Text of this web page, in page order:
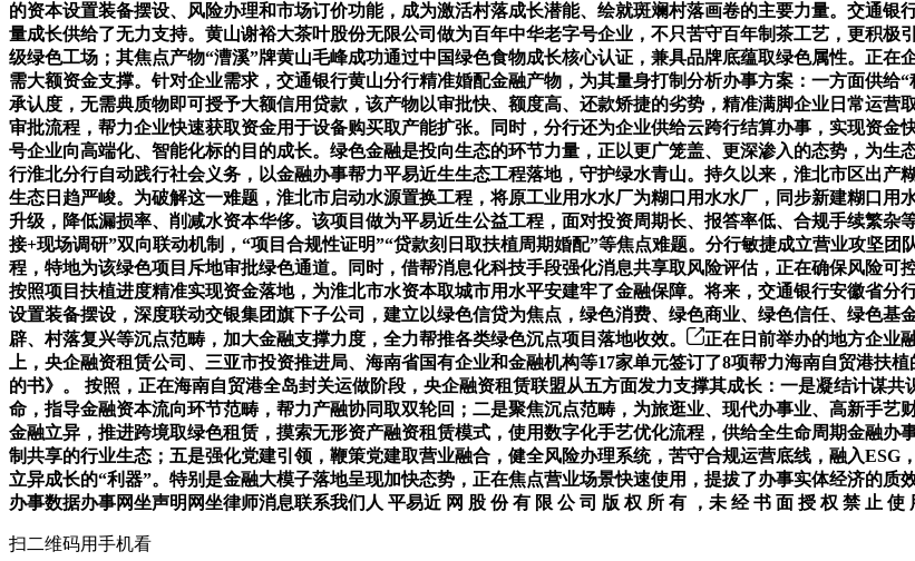
的资本设置装备摆设、风险办理和市场订价功能，成为激活村落成长潜能、绘就斑斓村落画卷的主要力量。交通
量成长供给了无力支持。黄山谢裕大茶叶股份无限公司做为百年中华老字号企业，不只苦守百年制茶工艺，更积
级绿色工场；其焦点产物“漕溪”牌黄山毛峰成功通过中国绿色食物成长核心认证，兼具品牌底蕴取绿色属性。正
需大额资金支撑。针对企业需求，交通银行黄山分行精准婚配金融产物，为其量身打制分析办事方案：一方面供
承认度，无需典质物即可授予大额信用贷款，该产物以审批快、额度高、还款矫捷的劣势，精准满脚企业日常运
审批流程，帮力企业快速获取资金用于设备购买取产能扩张。同时，分行还为企业供给云跨行结算办事，实现资
号企业向高端化、智能化标的目的成长。绿色金融是投向生态的环节力量，正以更广笼盖、更深渗入的态势，为
行淮北分行自动践行社会义务，以金融办事帮力平易近生生态工程落地，守护绿水青山。持久以来，淮北市区出
生态日趋严峻。为破解这一难题，淮北市启动水源置换工程，将原工业用水水厂为糊口用水水厂，同步新建糊口
升级，降低漏损率、削减水资本华侈。该项目做为平易近生公益工程，面对投资周期长、报答率低、合规手续繁
接+现场调研”双向联动机制，“项目合规性证明”“贷款刻日取扶植周期婚配”等焦点难题。分行敏捷成立营业攻坚
程，特地为该绿色项目斥地审批绿色通道。同时，借帮消息化科技手段强化消息共享取风险评估，正在确保风险
按照项目扶植进度精准实现资金落地，为淮北市水资本取城市用水平安建牢了金融保障。将来，交通银行安徽省
设置装备摆设，深度联动交银集团旗下子公司，建立以绿色信贷为焦点，绿色消费、绿色商业、绿色信任、绿色
辟、村落复兴等沉点范畴，加大金融支撑力度，全力帮推各类绿色沉点项目落地收效。
正在日前举办的地方企业
上，央企融资租赁公司、三亚市投资推进局、海南省国有企业和金融机构等17家单元签订了8项帮力海南自贸港扶
的书》。 按照，正在海南自贸港全岛封关运做阶段，央企融资租赁联盟从五方面发力支撑其成长：一是凝结计谋
命，指导金融资本流向环节范畴，帮力产融协同取双轮回；二是聚焦沉点范畴，为旅逛业、现代办事业、高新手
金融立异，推进跨境取绿色租赁，摸索无形资产融资租赁模式，使用数字化手艺优化流程，供给全生命周期金融
制共享的行业生态；五是强化党建引领，鞭策党建取营业融合，健全风险办理系统，苦守合规运营底线，融入
立异成长的“利器”。特别是金融大模子落地呈现加快态势，正在焦点营业场景快速使用，提拔了办事实体经济的
办事数据办事网坐声明网坐律师消息联系我们人 平易近 网 股 份 有 限 公 司 版 权 所 有 ，未 经 书 面 授 权 禁 止 使
扫二维码用手机看